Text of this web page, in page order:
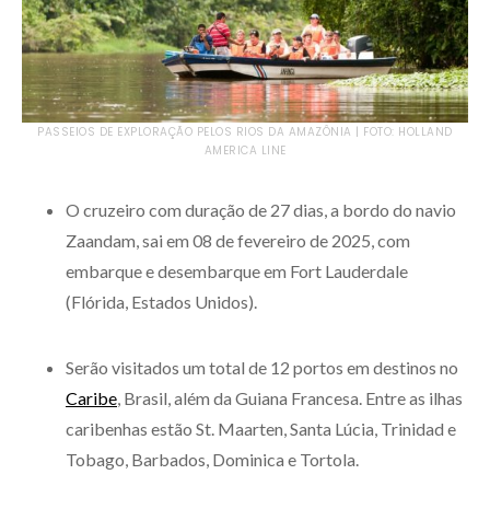
PASSEIOS DE EXPLORAÇÃO PELOS RIOS DA AMAZÔNIA | FOTO: HOLLAND
AMERICA LINE
O cruzeiro com duração de 27 dias, a bordo do navio
Zaandam, sai em 08 de fevereiro de 2025, com
embarque e desembarque em Fort Lauderdale
(Flórida, Estados Unidos).
Serão visitados um total de 12 portos em destinos no
Caribe, Brasil, além da Guiana Francesa. Entre as ilhas
caribenhas estão St. Maarten, Santa Lúcia, Trinidad e
Tobago, Barbados, Dominica e Tortola.